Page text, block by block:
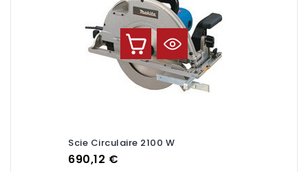
Scie Circulaire 2100 W
Prix
690,12 €